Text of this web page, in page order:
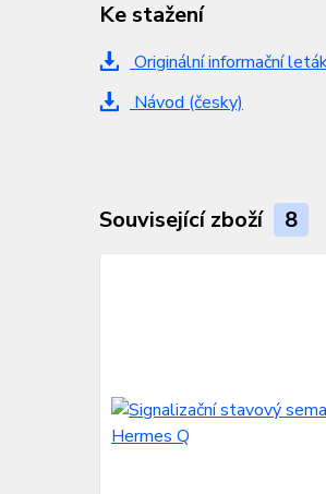
Ke stažení
Originální informační
Návod (česky)
Související zboží 8